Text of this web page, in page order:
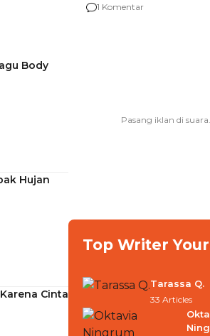
Body
Hujan
Cinta
Berencana Pakai Jimat
1 Komentar
Top Writer
Tarassa Q.
33 Articles